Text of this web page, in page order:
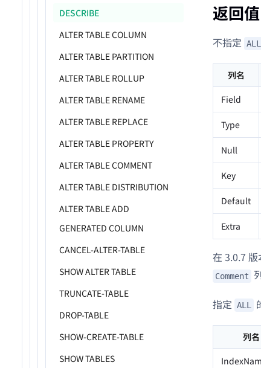
DESCRIBE
ALTER TABLE COLUMN
ALTER TABLE PARTITION
ALTER TABLE ROLLUP
ALTER TABLE RENAME
ALTER TABLE REPLACE
ALTER TABLE PROPERTY
ALTER TABLE COMMENT
ALTER TABLE DISTRIBUTION
ALTER TABLE ADD
GENERATED COLUMN
CANCEL-ALTER-TABLE
SHOW ALTER TABLE
TRUNCATE-TABLE
DROP-TABLE
SHOW-CREATE-TABLE
SHOW TABLES
返回值
不指定 ALL
列名
Field
Type
Null
Key
Default
Extra
在 3.0.7
Comment
指定 ALL
列名